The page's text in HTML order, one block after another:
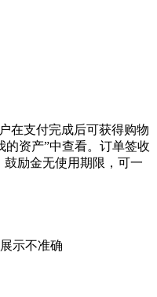
在支付完成后可获得购物
的资产”中查看。订单签收
鼓励金无使用期限，可一
示不准确